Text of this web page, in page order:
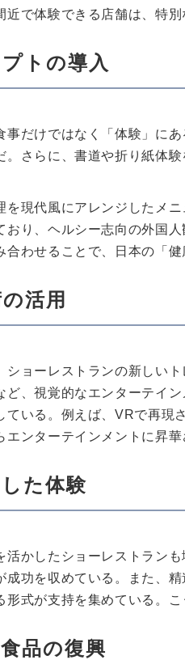
で体験できる店舗は、特
トの導入
事だけではなく「体験」に
。さらに、書道や折り紙体
を現代風にアレンジしたメ
おり、ヘルシー志向の外国
わせることで、日本の「
活用
ショーレストランの新しい
ど、視覚的なエンターテイ
ている。例えば、VRで再現
ンターテインメントに昇華
た体験
活かしたショーレストラン
成功を収めている。また、
式が支持を集めている。
品の復興